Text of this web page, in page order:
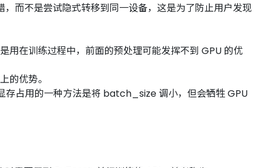
而不是尝试隐式转移到同一设备，这是为了防止用户发现
用在训练过程中，前面的预处理可能发挥不到 GPU 的优
的优势。
占用的一种方法是将 batch_size 调小，但会牺牲 GPU